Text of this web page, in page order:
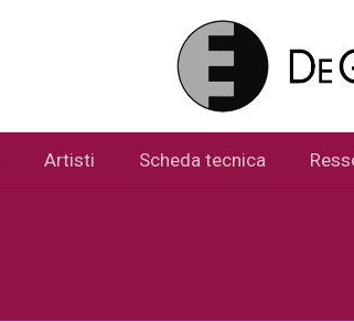
Artisti Scheda tecnica